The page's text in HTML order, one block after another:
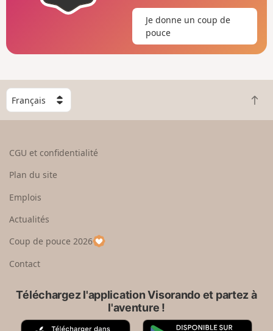
Je donne un coup de
pouce
C
h
o
e
u
p
a
R
e
CGU et confidentialité
Plan du site
Emplois
Actualités
Coup de pouce 2026
Contact
Téléchargez l'application Visorando et partez à
l'aventure !
A G